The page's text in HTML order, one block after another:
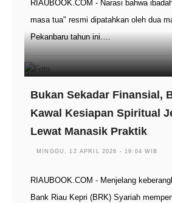
RIAUBOOK.COM - Narasi bahwa
masa tua" resmi dipatahkan oleh dua
Pekanbaru tahun ini.…
Bukan Sekadar Finansial,
Kawal Kesiapan Spiritual
Lewat Manasik Praktik
MINGGU, 12 APRIL 2026 - 19:04 WIB
RIAUBOOK.COM - Menjelang
Bank Riau Kepri (BRK) Syariah